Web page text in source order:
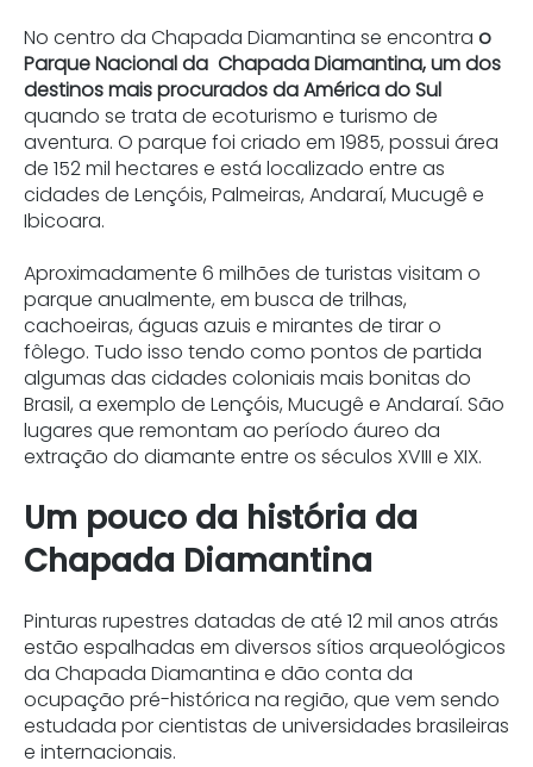
No centro da Chapada Diamantina se encontra o
Parque Nacional da Chapada Diamantina, um dos
destinos mais procurados da América do Sul
quando se trata de ecoturismo e turismo de
aventura. O parque foi criado em 1985, possui área
de 152 mil hectares e está localizado entre as
cidades de Lençóis, Palmeiras, Andaraí, Mucugê e
Ibicoara.
Aproximadamente 6 milhões de turistas visitam o
parque anualmente, em busca de trilhas,
cachoeiras, águas azuis e mirantes de tirar o
fôlego. Tudo isso tendo como pontos de partida
algumas das cidades coloniais mais bonitas do
Brasil, a exemplo de Lençóis, Mucugê e Andaraí. São
lugares que remontam ao período áureo da
extração do diamante entre os séculos XVIII e XIX.
Um pouco da história da
Chapada Diamantina
Pinturas rupestres datadas de até 12 mil anos atrás
estão espalhadas em diversos sítios arqueológicos
da Chapada Diamantina e dão conta da
ocupação pré-histórica na região, que vem sendo
estudada por cientistas de universidades brasileiras
e internacionais.